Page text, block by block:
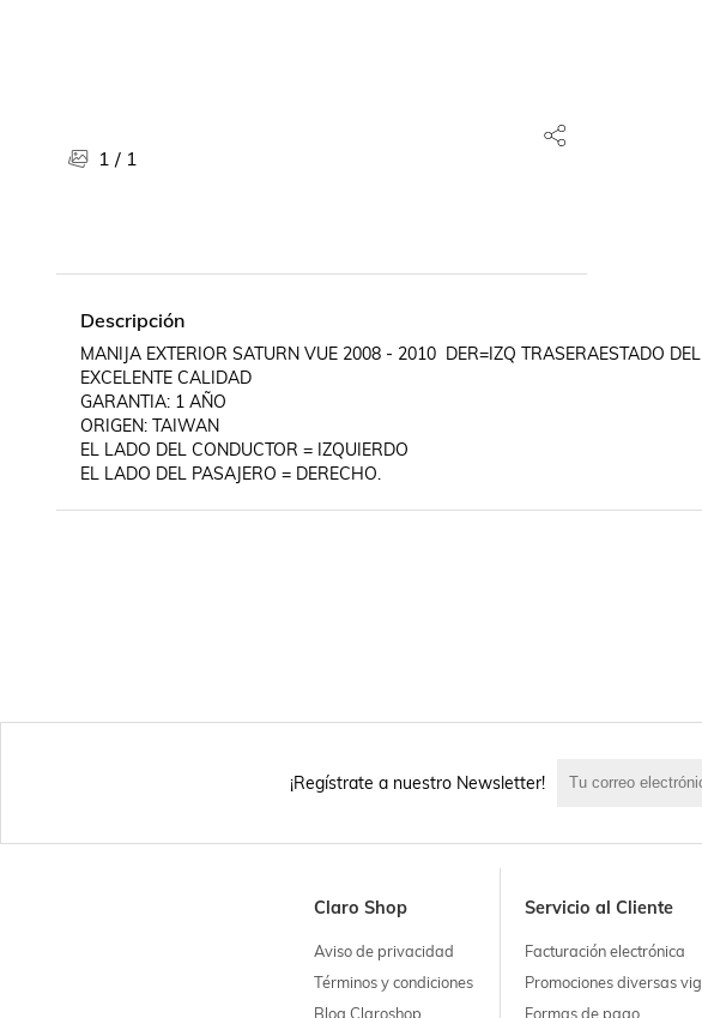
1 / 1
Descripción
MANIJA EXTERIOR SATURN VUE 2008 - 2010  DER=IZQ TRASERAESTADO
EXCELENTE CALIDAD
GARANTIA: 1 AÑO
ORIGEN: TAIWAN
EL LADO DEL CONDUCTOR = IZQUIERDO
EL LADO DEL PASAJERO = DERECHO.
¡Regístrate a nuestro Newsletter!
Claro Shop
Aviso de privacidad
Términos y condiciones
Blog Claroshop
Servicio al Cliente
Facturación electrónica
Promociones diversas
Formas de pago